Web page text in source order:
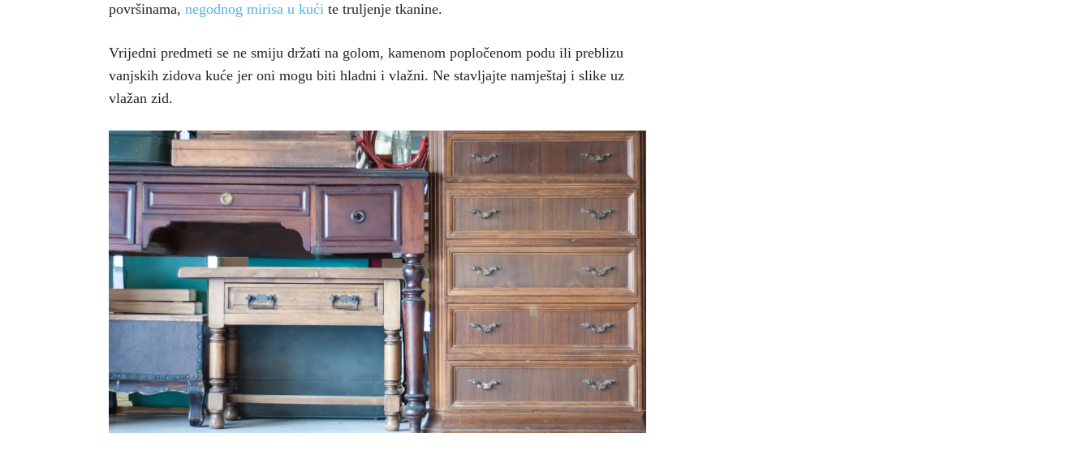
površinama,negodnog mirisa u kućite truljenje tkanine.
Vrijedni predmeti se ne smiju držati na golom, kamenom popločenom podu ili preblizu
vanjskih zidova kuće jer oni mogu biti hladni i vlažni. Ne stavljajte namještaj i slike uz
vlažan zid.